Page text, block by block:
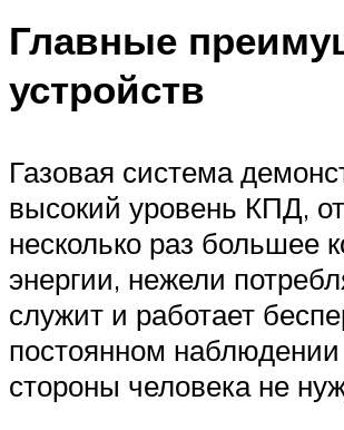
Главные
устройств
Газовая система
высокий уровень КПД,
несколько раз большее
энергии, нежели
служит и работает
постоянном
стороны человека не